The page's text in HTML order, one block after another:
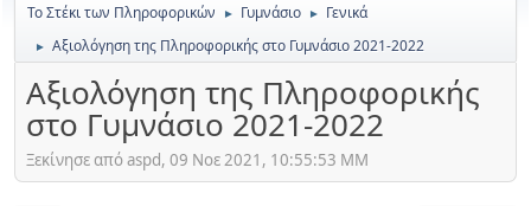
Το Στέκι των Πληροφορικών ► Γυμνάσιο ► Γενικά
► Αξιολόγηση της Πληροφορικής στο Γυμνάσιο 2021-2022
Αξιολόγηση της Πληροφορικής
στο Γυμνάσιο 2021-2022
Ξεκίνησε από aspd, 09 Νοε 2021, 10:55:53 ΜΜ